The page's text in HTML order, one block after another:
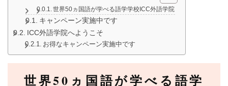
世界50ヵ国語が学べる語学学校ICC外語学院
キャンペーン実施中です
ICC外語学院へようこそ
お得なキャンペーン実施中です
世界50ヵ国語が学べる語学